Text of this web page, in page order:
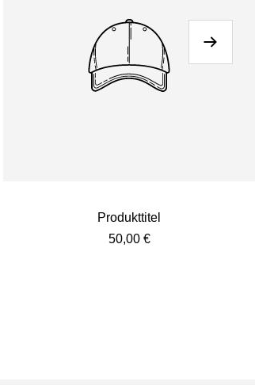
Produkttitel
Angebotspreis
50,00 €
Weiter